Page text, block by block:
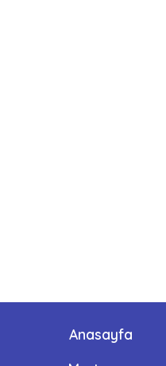
Anasayfa